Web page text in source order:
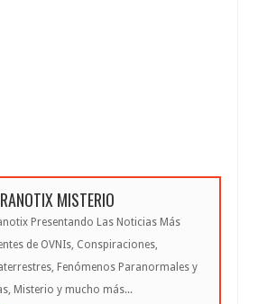
MISTERIO
Presentando Las Noticias Más
de OVNIs, Conspiraciones,
Fenómenos Paranormales y
Misterio y mucho más...